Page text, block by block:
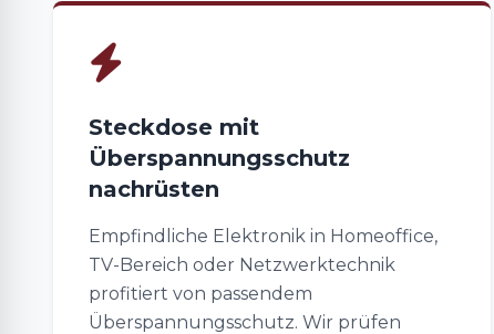
Steckdose mit
Überspannungsschutz
nachrüsten
Empfindliche Elektronik in Homeoffice,
TV-Bereich oder Netzwerktechnik
profitiert von passendem
Überspannungsschutz. Wir prüfen